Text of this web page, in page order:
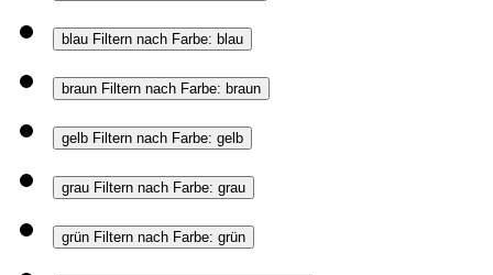
blau Filtern nach Farbe: blau
braun Filtern nach Farbe: braun
gelb Filtern nach Farbe: gelb
grau Filtern nach Farbe: grau
grün Filtern nach Farbe: grün